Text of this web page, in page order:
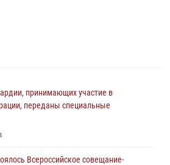
принимающих участие в
переданы специальные
Всероссийское совещание-